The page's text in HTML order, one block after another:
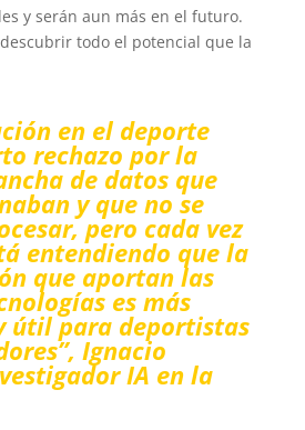
y serán aun más en el futuro.
todo el potencial que la
en el deporte
rechazo por la
de datos que
y que no se
pero cada vez
entendiendo que la
que aportan las
es más
útil para deportistas
Ignacio
IA en la